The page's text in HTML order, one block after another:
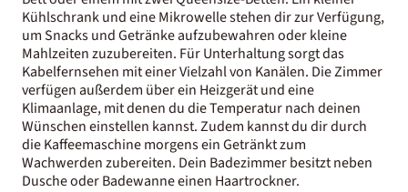
Kühlschrank und eine Mikrowelle stehen dir zur Verfügung,
um Snacks und Getränke aufzubewahren oder kleine
Mahlzeiten zuzubereiten. Für Unterhaltung sorgt das
Kabelfernsehen mit einer Vielzahl von Kanälen. Die Zimmer
verfügen außerdem über ein Heizgerät und eine
Klimaanlage, mit denen du die Temperatur nach deinen
Wünschen einstellen kannst. Zudem kannst du dir durch
die Kaffeemaschine morgens ein Getränkt zum
Wachwerden zubereiten. Dein Badezimmer besitzt neben
Dusche oder Badewanne einen Haartrockner.